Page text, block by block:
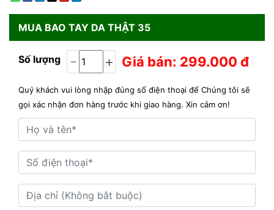
MUA BAO TAY DA THẬT 35
Số lượng Giá bán: 299.000 đ
Quý khách vui lòng nhập đúng số điện thoại để Chúng tôi sẽ
gọi xác nhận đơn hàng trước khi giao hàng. Xin cảm ơn!